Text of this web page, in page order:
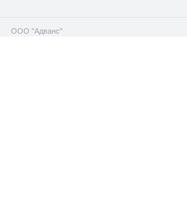
ООО "Адванс"